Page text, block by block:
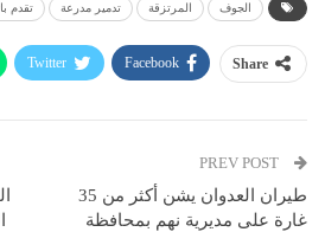
الجوف المرتزقة تدمير مدرعة تقدم
Share
Facebook
Twitter
طيران العدوان يشن أكثر من 35
غارة على مديرية نهم بمحافظة